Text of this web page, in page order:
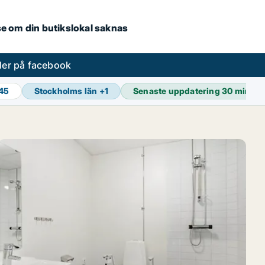
om din butikslokal saknas
på facebook
Stockholms län +1 Senaste uppdatering30 min